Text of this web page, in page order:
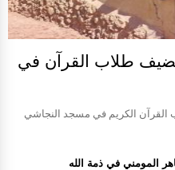
طلاب القرآن في
القرآن الكريم في مسجد النجاشي
المومني في ذمة الله